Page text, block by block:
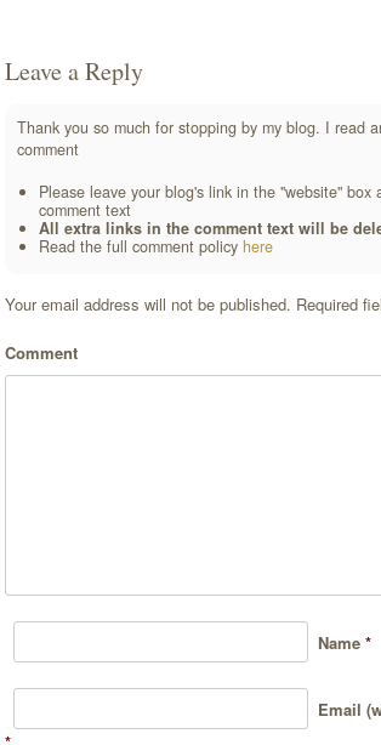
Leave a Reply
Thank you so much for stopping by my blog. I read
comment
Please leave your blog's link in the "website" box
comment text
All extra links in the comment text will be
Read the full comment policyhere
Your email address will not be published. Required
Comment
Name*
Email